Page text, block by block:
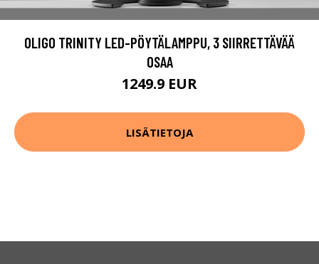
OLIGO TRINITY LED-PÖYTÄLAMPPU, 3 SIIRRETTÄVÄÄ
OSAA
1249.9 EUR
LISÄTIETOJA